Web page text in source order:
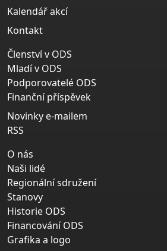
Kalendář akcí
Kontakt
Členství v ODS
Mladí v ODS
Podporovatelé ODS
Finanční příspěvek
Novinky e-mailem
RSS
O nás
Naši lidé
Regionální sdružení
Stanovy
Historie ODS
Financování ODS
Grafika a logo